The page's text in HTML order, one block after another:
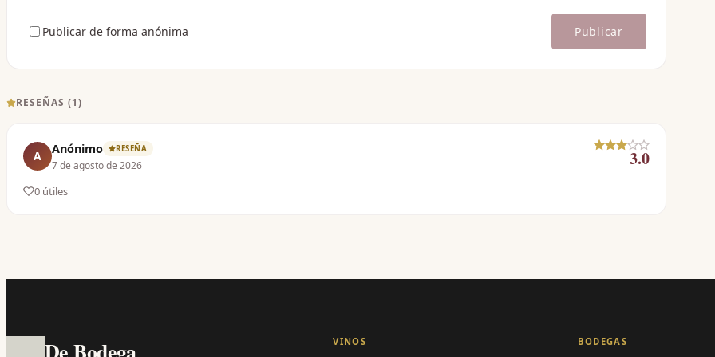
Publicar de forma anónima Publicar
RESEÑAS (1)
A Anónimo RESEÑA
7 de agosto de 2026 3.0
0 útiles
VINOS BODEGAS